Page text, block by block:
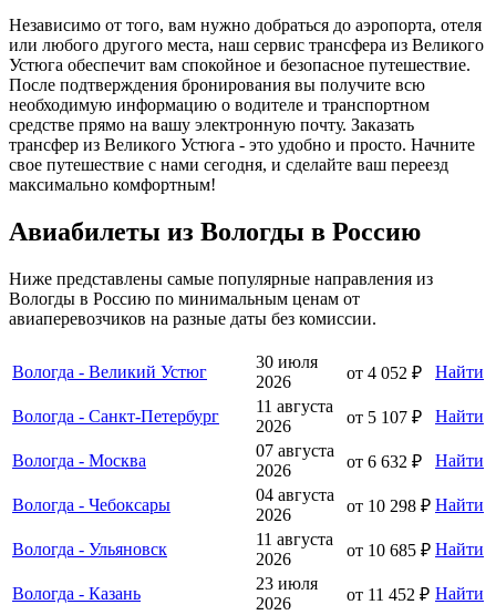
Независимо от того, вам нужно добраться до аэропорта, отеля
или любого другого места, наш сервис трансфера из Великого
Устюга обеспечит вам спокойное и безопасное путешествие.
После подтверждения бронирования вы получите всю
необходимую информацию о водителе и транспортном
средстве прямо на вашу электронную почту. Заказать
трансфер из Великого Устюга - это удобно и просто. Начните
свое путешествие с нами сегодня, и сделайте ваш переезд
максимально комфортным!
Авиабилеты из Вологды в Россию
Ниже представлены самые популярные направления из
Вологды в Россию по минимальным ценам от
авиаперевозчиков на разные даты без комиссии.
Вологда - Великий Устюг
30 июля
2026
от 4 052 ₽ Найти
Вологда - Санкт-Петербург
11 августа
2026
от 5 107 ₽ Найти
Вологда - Москва
07 августа
2026
от 6 632 ₽ Найти
Вологда - Чебоксары
04 августа
2026
от 10 298 ₽ Найти
Вологда - Ульяновск
11 августа
2026
от 10 685 ₽ Найти
Вологда - Казань
23 июля
2026
от 11 452 ₽ Найти